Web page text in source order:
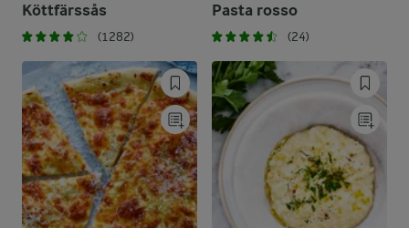
Köttfärssås
(1282)
Pasta rosso
(24)